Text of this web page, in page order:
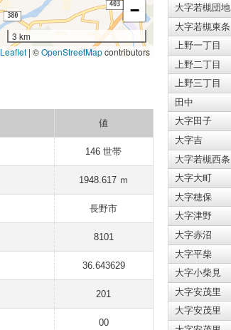
−
3 km
Leaflet | ©OpenStreetMapcontributors
値
146 世帯
1948.617 ｍ
長野市
8101
36.643629
201
00
大字若槻団地
大字若槻東条
上野一丁目
上野二丁目
上野三丁目
田中
大字田子
大字吉
大字若槻西条
大字大町
大字穂保
大字津野
大字赤沼
大字平柴
大字小柴見
大字安茂里
大字安茂里